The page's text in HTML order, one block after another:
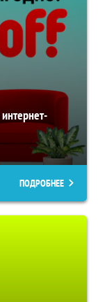
ПОДРОБНЕЕ